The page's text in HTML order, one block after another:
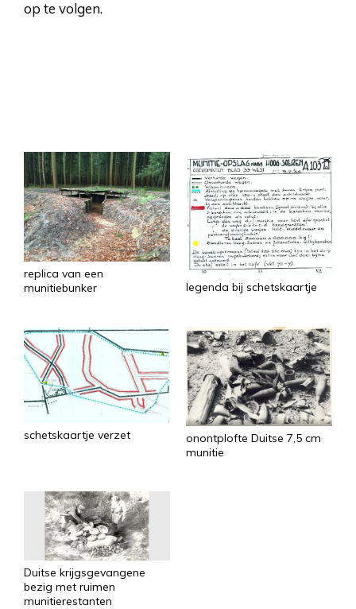
op te volgen.
replica van een
munitiebunker
legenda bij schetskaartje
schetskaartje verzet
onontplofte Duitse 7,5 cm
munitie
Duitse krijgsgevangene
bezig met ruimen
munitierestanten